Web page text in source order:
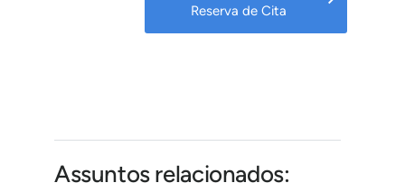
Reserva de Cita
Assuntos relacionados: